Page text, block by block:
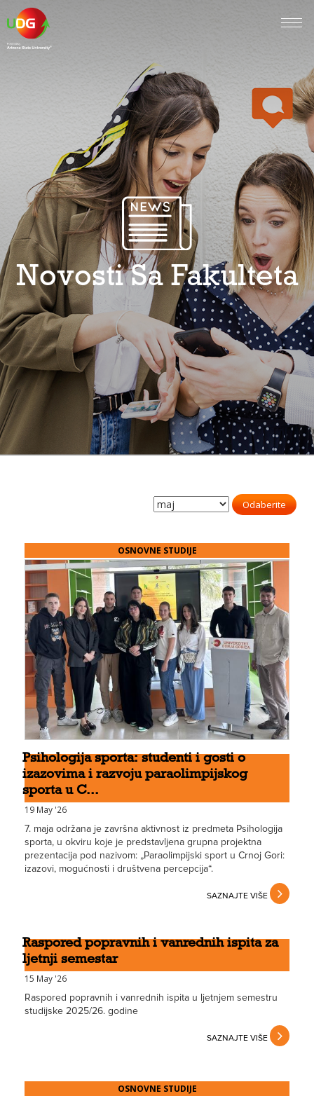
Novosti Sa Fakulteta
Odaberite
OSNOVNE STUDIJE
Psihologija sporta: studenti i gosti o
izazovima i razvoju paraolimpijskog
sporta u C...
19 May '26
7. maja održana je završna aktivnost iz predmeta Psihologija
sporta, u okviru koje je predstavljena grupna projektna
prezentacija pod nazivom: „Paraolimpijski sport u Crnoj Gori:
izazovi, mogućnosti i društvena percepcija“.
SAZNAJTE VIŠE
Raspored popravnih i vanrednih ispita za
ljetnji semestar
15 May '26
Raspored popravnih i vanrednih ispita u ljetnjem semestru
studijske 2025/26. godine
SAZNAJTE VIŠE
OSNOVNE STUDIJE